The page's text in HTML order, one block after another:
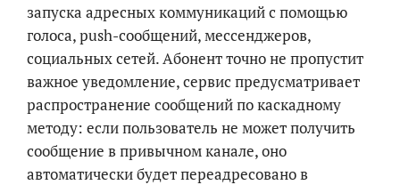
запуска адресных коммуникаций с помощью
голоса, push-сообщений, мессенджеров,
социальных сетей. Абонент точно не пропустит
важное уведомление, сервис предусматривает
распространение сообщений по каскадному
методу: если пользователь не может получить
сообщение в привычном канале, оно
автоматически будет переадресовано в